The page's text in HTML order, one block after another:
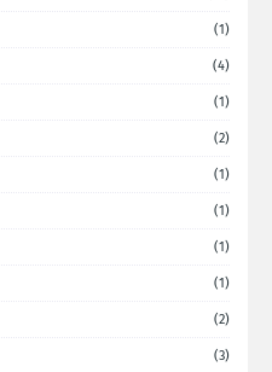
(1)
(4)
(1)
(2)
(1)
(1)
(1)
(1)
(2)
(3)